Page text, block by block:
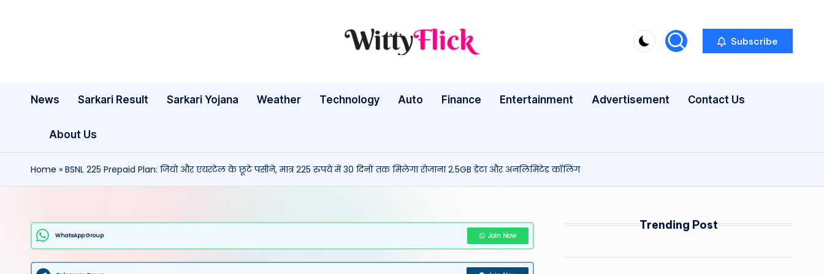
W
ty
ic
k:
te
WittyFlick:
Tech
Around
Subscribe
News Sarkari Result Sarkari Yojana Weather Technology Auto Finance Entertainment Advertisement Contact Us
About Us
Home » BSNL 225 Prepaid Plan: जियो और एयरटेल के छूटे पसीने, मात्र 225 रुपये में 30 दिनों तक मिलेगा रोजाना 2.5GB डेटा और अनलिमिटेड कॉलिंग
WhatsApp Group Join Now
Trending Post